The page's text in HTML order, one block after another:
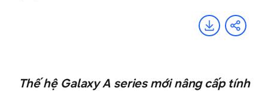
Thế hệ Galaxy A series mới nâng cấp tính